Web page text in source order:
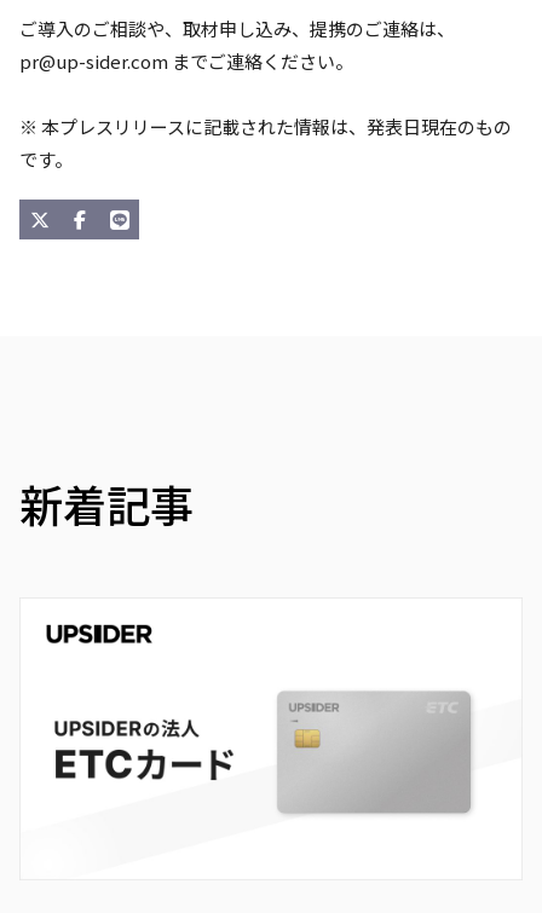
ご導入のご相談や、取材申し込み、提携のご連絡は、
pr@up-sider.com までご連絡ください。
※ 本プレスリリースに記載された情報は、発表日現在のもの
です。
新着記事